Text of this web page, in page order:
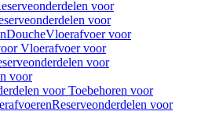
voor
voor
DoucheVloerafvoer voor
Vloerafvoer voor
voor
voor
voor Toebehoren voor
Reserveonderdelen voor